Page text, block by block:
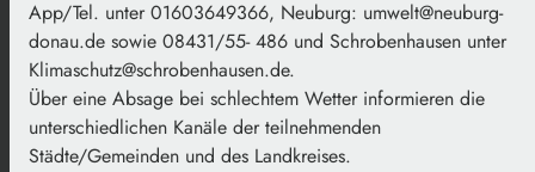
App/Tel. unter 01603649366, Neuburg: umwelt@neuburg-
donau.de sowie 08431/55- 486 und Schrobenhausen unter
Klimaschutz@schrobenhausen.de.
Über eine Absage bei schlechtem Wetter informieren die
unterschiedlichen Kanäle der teilnehmenden
Städte/Gemeinden und des Landkreises.